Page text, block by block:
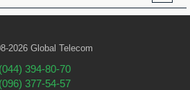
2026 Global Telecom
(044) 394-80-70
(096) 377-54-57